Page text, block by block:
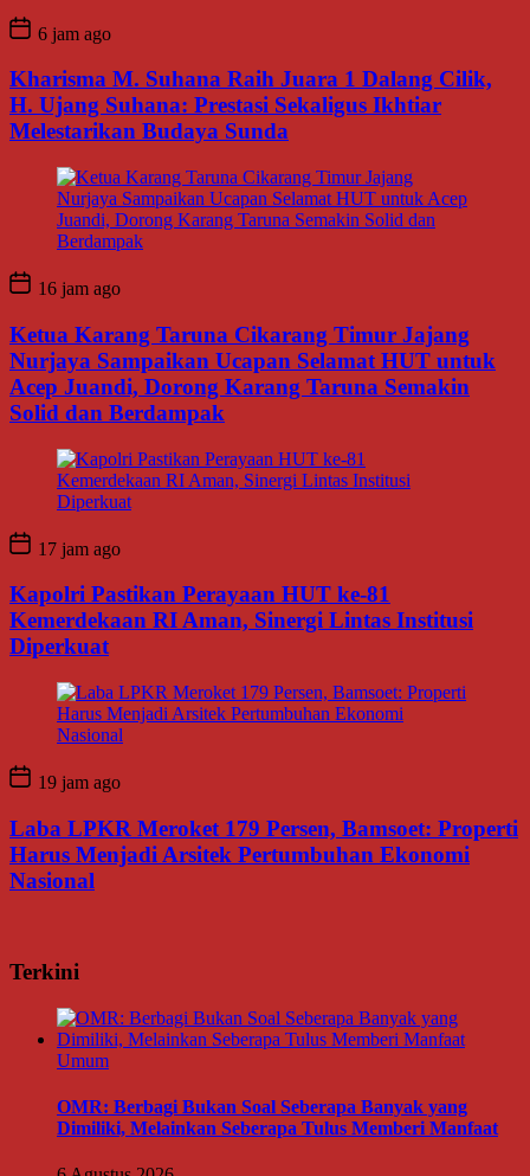
6 jam ago
Kharisma M. Suhana Raih Juara 1 Dalang Cilik,
H. Ujang Suhana: Prestasi Sekaligus Ikhtiar
Melestarikan Budaya Sunda
16 jam ago
Ketua Karang Taruna Cikarang Timur Jajang
Nurjaya Sampaikan Ucapan Selamat HUT untuk
Acep Juandi, Dorong Karang Taruna Semakin
Solid dan Berdampak
17 jam ago
Kapolri Pastikan Perayaan HUT ke-81
Kemerdekaan RI Aman, Sinergi Lintas Institusi
Diperkuat
19 jam ago
Laba LPKR Meroket 179 Persen, Bamsoet: Properti
Harus Menjadi Arsitek Pertumbuhan Ekonomi
Nasional
Terkini
Umum
OMR: Berbagi Bukan Soal Seberapa Banyak yang
Dimiliki, Melainkan Seberapa Tulus Memberi Manfaat